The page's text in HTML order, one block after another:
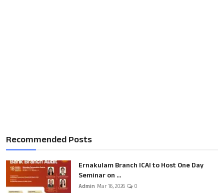
Recommended Posts
Ernakulam Branch ICAI to Host One Day
Seminar on ...
Admin Mar 16, 2026 0